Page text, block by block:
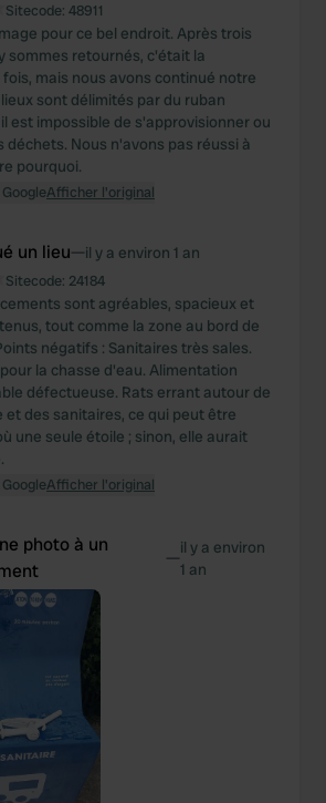
Sitecode: 48911
pour ce bel endroit. Après trois
sommes retournés, c'était la
mais nous avons continué notre
sont délimités par du ruban
est impossible de s'approvisionner ou
déchets. Nous n'avons pas réussi à
pourquoi.
Afficher l'original
un lieu—il y a environ 1 an
Sitecode: 24184
sont agréables, spacieux et
tout comme la zone au bord de
négatifs : Sanitaires très sales.
la chasse d'eau. Alimentation
défectueuse. Rats errant autour de
et des sanitaires, ce qui peut être
une seule étoile ; sinon, elle aurait
Afficher l'original
photo à un
—il y a environ
1 an